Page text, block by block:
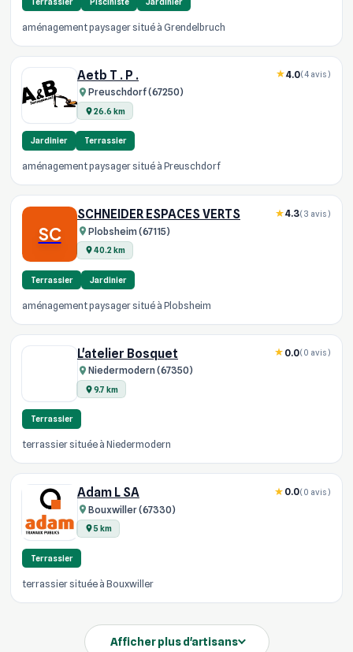
aménagement paysager situé à Grendelbruch
Aetb T . P .
Preuschdorf (67250)
26.6 km
4.0(4 avis)
Jardinier Terrassier
aménagement paysager situé à Preuschdorf
SC
SCHNEIDER ESPACES VERTS
Plobsheim (67115)
40.2 km
4.3(3 avis)
Terrassier Jardinier
aménagement paysager situé à Plobsheim
L'atelier Bosquet
Niedermodern (67350)
9.7 km
0.0(0 avis)
Terrassier
terrassier située à Niedermodern
Adam L SA
Bouxwiller (67330)
5 km
0.0(0 avis)
Terrassier
terrassier située à Bouxwiller
Afficher plus d'artisans